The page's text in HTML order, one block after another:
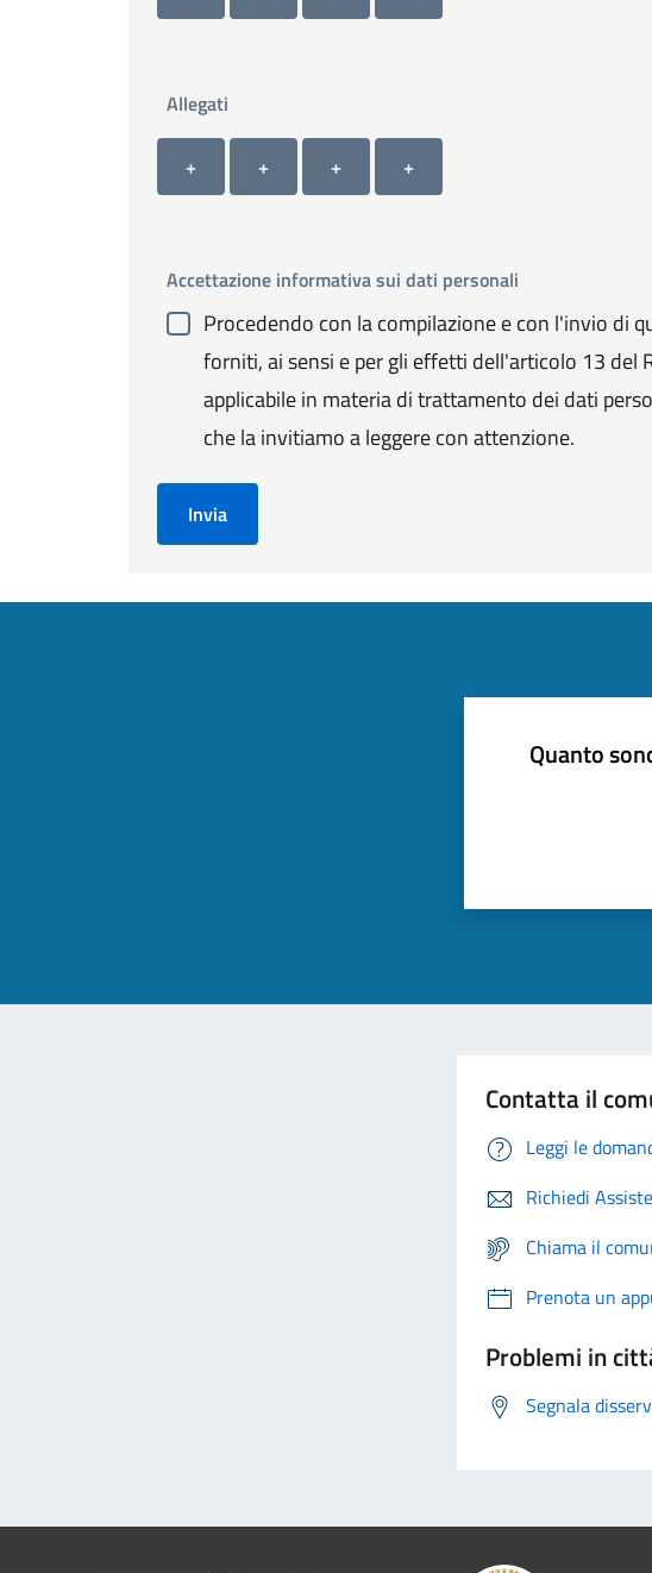
Allegati
Allegato 1
+
Allegato 2
+
Allegato 3
+
Allegato 4
+
Accettazione informativa sui dati personali
Procedendo con la compilazione e con l'invio di
forniti, ai sensi e per gli effetti dell'articolo 13
applicabile in materia di trattamento dei dati
che la invitiamo a leggere con attenzione.
Invia
Quanto
Contatta il
Leggi le
Richiedi
Chiama il
Prenota un
Problemi in
Segnala